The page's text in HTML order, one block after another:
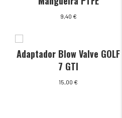
9,40 €
Adaptador Blow Valve GOLF
7 GTI
15,00 €